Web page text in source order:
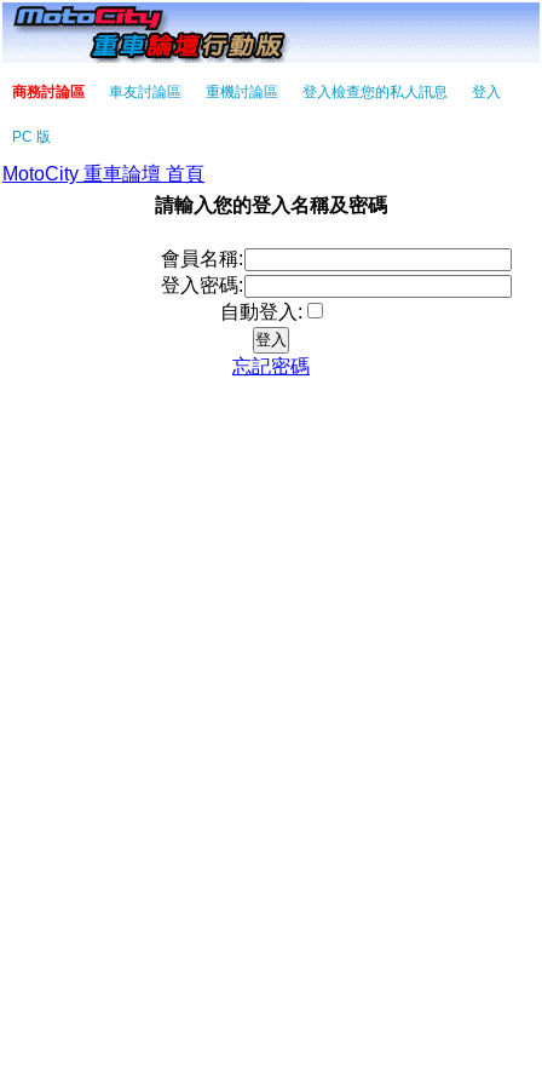
商務討論區 車友討論區 重機討論區 登入檢查您的私人訊息 登入
PC 版
MotoCity 重車論壇 首頁
請輸入您的登入名稱及密碼
會員名稱:
登入密碼:
自動登入:
忘記密碼